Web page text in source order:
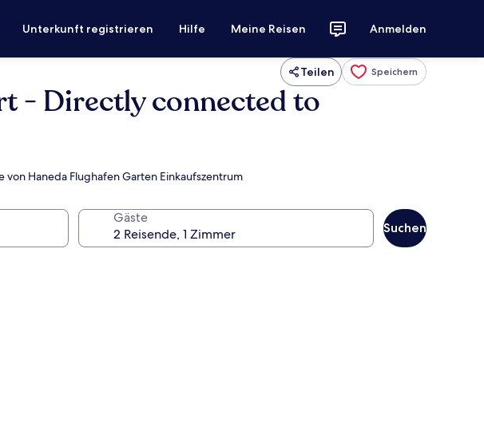
Unterkunft registrieren Hilfe Meine Reisen Anmelden
Teilen Speichern
- Directly connected to
Haneda Flughafen Garten Einkaufszentrum
Gäste
Suchen